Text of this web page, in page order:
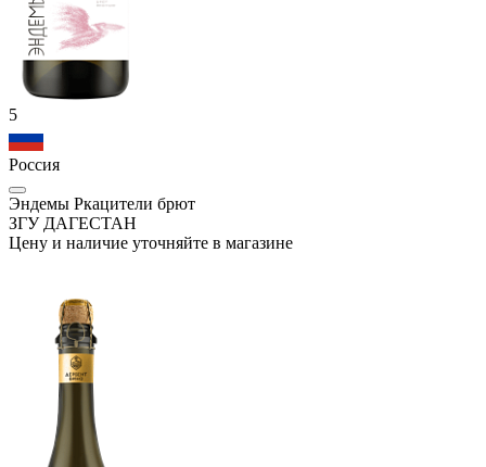
5
Россия
Эндемы Ркацители брют
ЗГУ ДАГЕСТАН
Цену и наличие уточняйте в магазине